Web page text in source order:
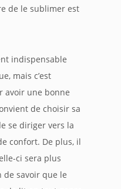
de le sublimer est
indispensable
mais c’est
avoir une bonne
de choisir sa
se diriger vers la
confort. De plus, il
ci sera plus
de savoir que le